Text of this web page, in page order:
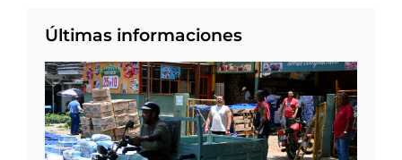
Últimas informaciones